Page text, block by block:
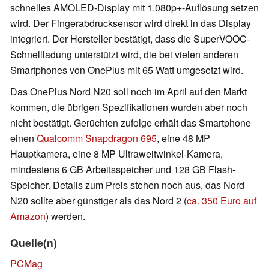
schnelles AMOLED-Display mit 1.080p+-Auflösung setzen
wird. Der Fingerabdrucksensor wird direkt in das Display
integriert. Der Hersteller bestätigt, dass die SuperVOOC-
Schnellladung unterstützt wird, die bei vielen anderen
Smartphones von OnePlus mit 65 Watt umgesetzt wird.
Das OnePlus Nord N20 soll noch im April auf den Markt
kommen, die übrigen Spezifikationen wurden aber noch
nicht bestätigt. Gerüchten zufolge erhält das Smartphone
einen Qualcomm Snapdragon 695, eine 48 MP
Hauptkamera, eine 8 MP Ultraweitwinkel-Kamera,
mindestens 6 GB Arbeitsspeicher und 128 GB Flash-
Speicher. Details zum Preis stehen noch aus, das Nord
N20 sollte aber günstiger als das Nord 2 (ca. 350 Euro auf
Amazon) werden.
Quelle(n)
PCMag